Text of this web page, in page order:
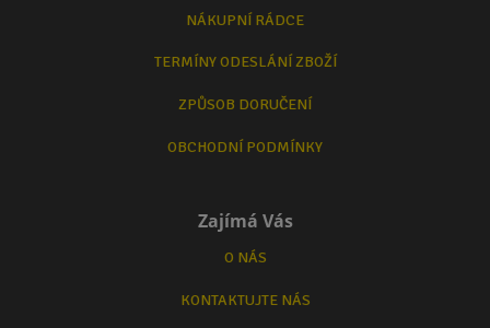
NÁKUPNÍ RÁDCE
TERMÍNY ODESLÁNÍ ZBOŽÍ
ZPŮSOB DORUČENÍ
OBCHODNÍ PODMÍNKY
Zajímá Vás
O NÁS
KONTAKTUJTE NÁS